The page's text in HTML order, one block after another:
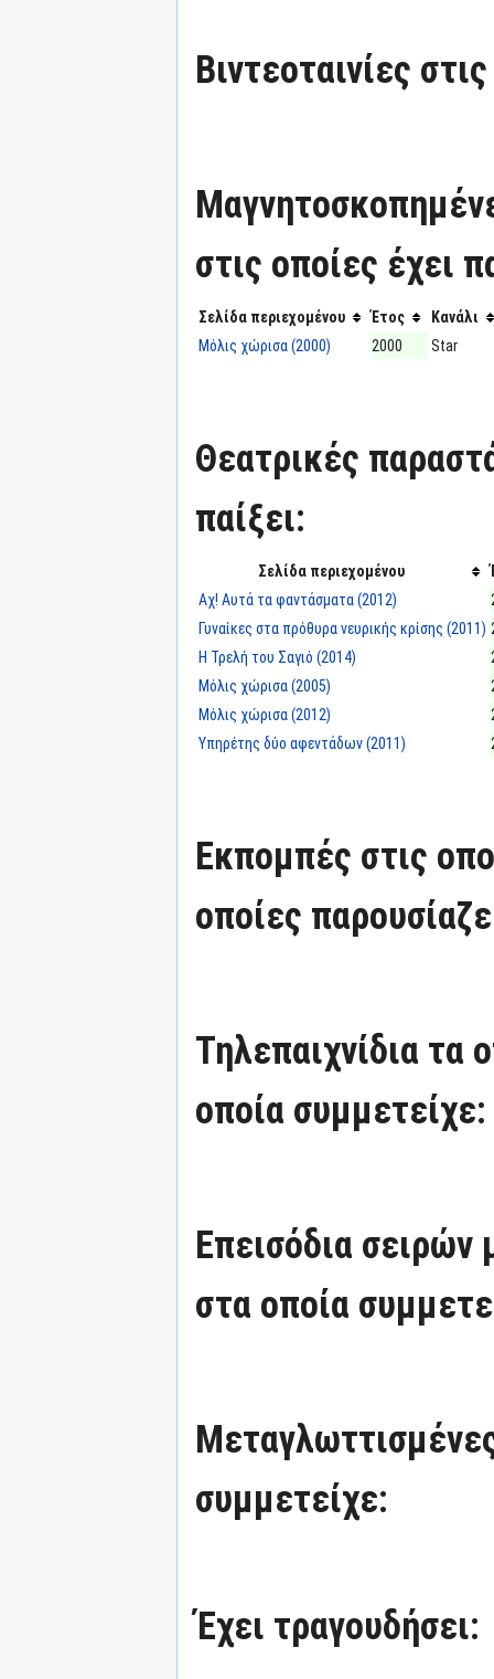
Βιντεοταινίες
στις οποίες έχει
Σελίδα περιεχομένου Έτος
Κανάλι
Μόλις χώρισα (2000)
2000 Star
Θεατρικές
παίξει:
Σελίδα περιεχομένου
Αχ! Αυτά τα φαντάσματα (2012)
Γυναίκες στα πρόθυρα νευρικής κρίσης (2011)
Η Τρελή του Σαγιό (2014)
Μόλις χώρισα (2005)
Μόλις χώρισα (2012)
Υπηρέτης δύο αφεντάδων (2011)
Εκπομπές στις
οποίες
Τηλεπαιχνίδια τα
οποία συμμετείχε:
Επεισόδια
στα οποία
συμμετείχε:
Έχει τραγουδήσει: